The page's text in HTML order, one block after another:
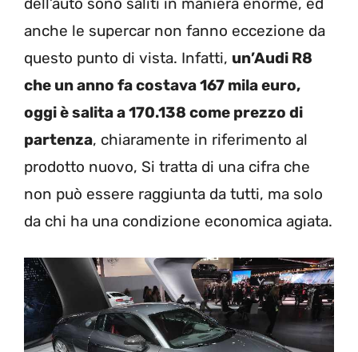
anche le supercar non fanno eccezione da
questo punto di vista. Infatti, un’Audi R8
che un anno fa costava 167 mila euro,
oggi è salita a 170.138 come prezzo di
partenza, chiaramente in riferimento al
prodotto nuovo, Si tratta di una cifra che
non può essere raggiunta da tutti, ma solo
da chi ha una condizione economica agiata.